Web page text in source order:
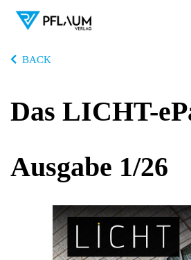
BACK
Das LICHT-
Ausgabe 1/26